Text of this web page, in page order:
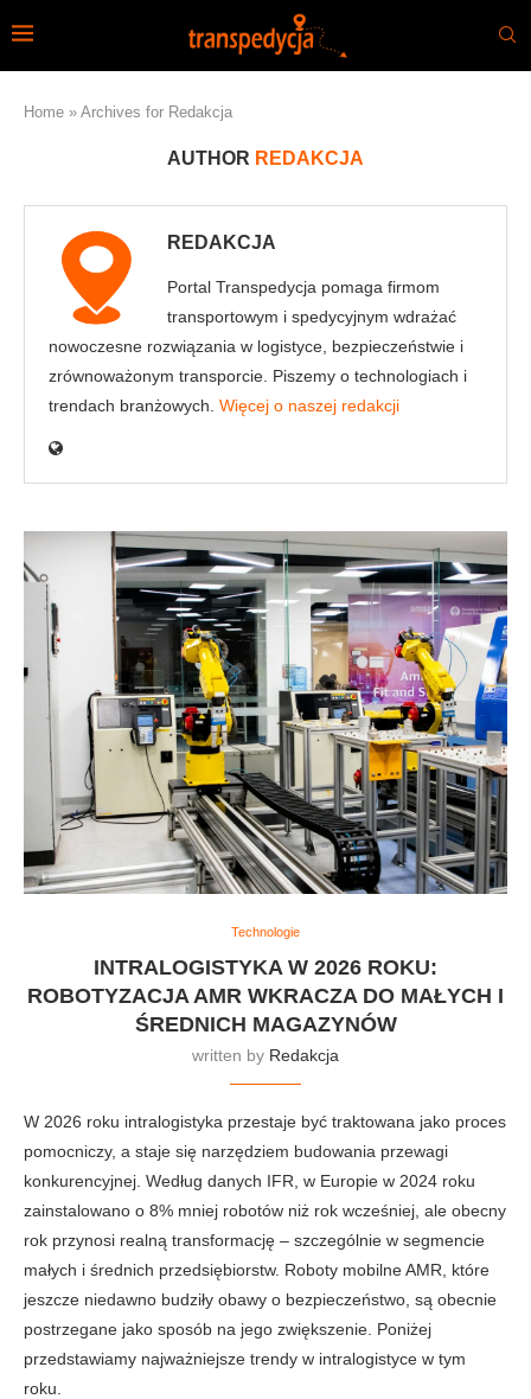
Home » Archives for Redakcja
AUTHOR REDAKCJA
REDAKCJA
Portal Transpedycja pomaga firmom
transportowym i spedycyjnym wdrażać
nowoczesne rozwiązania w logistyce, bezpieczeństwie i
zrównoważonym transporcie. Piszemy o technologiach i
trendach branżowych. Więcej o naszej redakcji
Technologie
INTRALOGISTYKA W 2026 ROKU:
ROBOTYZACJA AMR WKRACZA DO MAŁYCH I
ŚREDNICH MAGAZYNÓW
written by Redakcja
W 2026 roku intralogistyka przestaje być traktowana jako proces
pomocniczy, a staje się narzędziem budowania przewagi
konkurencyjnej. Według danych IFR, w Europie w 2024 roku
zainstalowano o 8% mniej robotów niż rok wcześniej, ale obecny
rok przynosi realną transformację – szczególnie w segmencie
małych i średnich przedsiębiorstw. Roboty mobilne AMR, które
jeszcze niedawno budziły obawy o bezpieczeństwo, są obecnie
postrzegane jako sposób na jego zwiększenie. Poniżej
przedstawiamy najważniejsze trendy w intralogistyce w tym
roku.